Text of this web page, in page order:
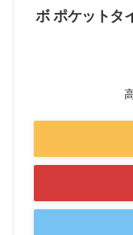
ボ ポケットタ